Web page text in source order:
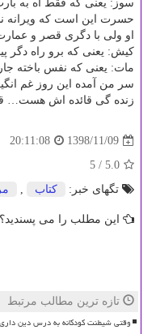
سوز: یعنی كه فقط آه به
حسرت این است كه ویرانه
او ولی با دگری قصر و
كیش: یعنی كه برو راه دگر
مات: یعنی كه نفس باخته
سر من آمده این روز غم
زنده گی قائده اش هست…
1398/11/09
20:11:08
5.0
/ 5
تگهای خبر:
كتاب ,
این مطلب را می پسندید؟
تازه ترین مطالب مرتبط
وقتی شیطنت کودکانه به درس دین